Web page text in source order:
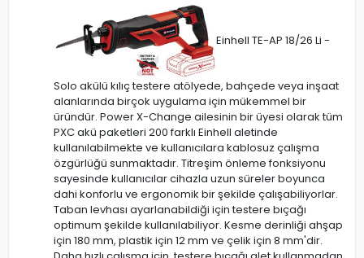
Einhell TE-AP 18/26 Li -
Solo akülü kılıç testere atölyede, bahçede veya inşaat
alanlarında birçok uygulama için mükemmel bir
üründür. Power X-Change ailesinin bir üyesi olarak tüm
PXC akü paketleri 200 farklı Einhell aletinde
kullanılabilmekte ve kullanıcılara kablosuz çalışma
özgürlüğü sunmaktadır. Titreşim önleme fonksiyonu
sayesinde kullanıcılar cihazla uzun süreler boyunca
dahi konforlu ve ergonomik bir şekilde çalışabiliyorlar.
Taban levhası ayarlanabildiği için testere bıçağı
optimum şekilde kullanılabiliyor. Kesme derinliği ahşap
için 180 mm, plastik için 12 mm ve çelik için 8 mm'dir.